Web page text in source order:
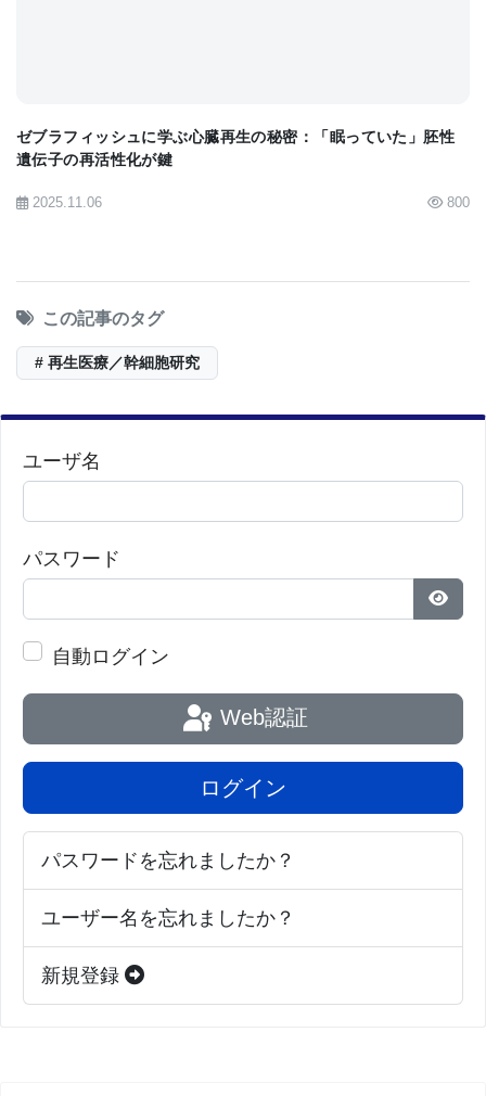
ゼブラフィッシュに学ぶ心臓再生の秘密：「眠っていた」胚性
遺伝子の再活性化が鍵
2025.11.06 800
この記事のタグ
# 再生医療／幹細胞研究
ユーザ名
パスワード
パス
自動ログイン
Web認証
ログイン
パスワードを忘れましたか？
ユーザー名を忘れましたか？
新規登録